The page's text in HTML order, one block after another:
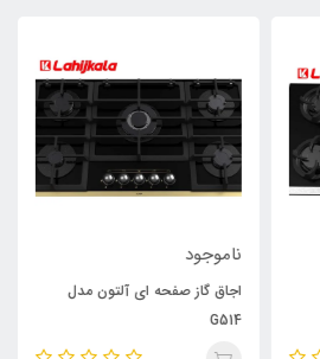
ناموجود
اجاق گاز صفحه ای آلتون مدل
G514